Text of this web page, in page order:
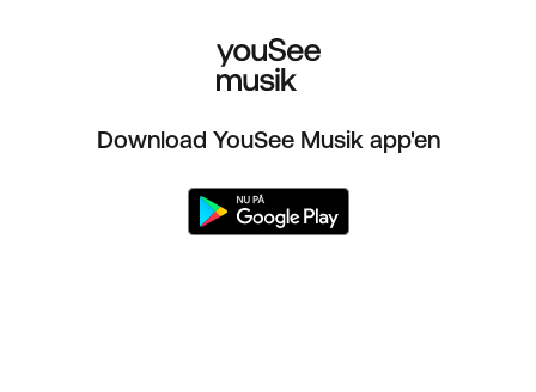
Download YouSee Musik app'en